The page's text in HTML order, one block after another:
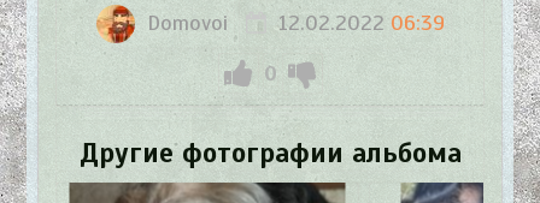
Domovoi 12.02.2022 06:39
0
Другие фотографии альбома